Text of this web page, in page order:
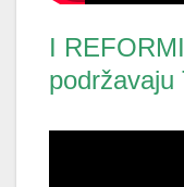
I
podržavaju